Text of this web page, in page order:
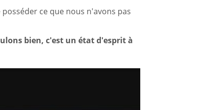
ce que nous n'avons pas
bien, c'est un état d'esprit à